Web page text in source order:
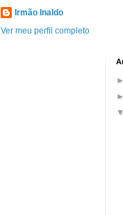
Irmão Inaldo
Ver meu perfil completo
►
►
▼